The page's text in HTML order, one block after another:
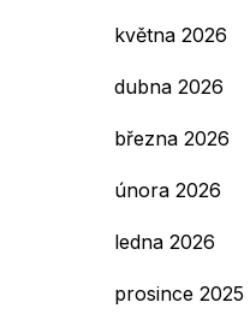
května 2026
dubna 2026
března 2026
února 2026
ledna 2026
prosince 2025